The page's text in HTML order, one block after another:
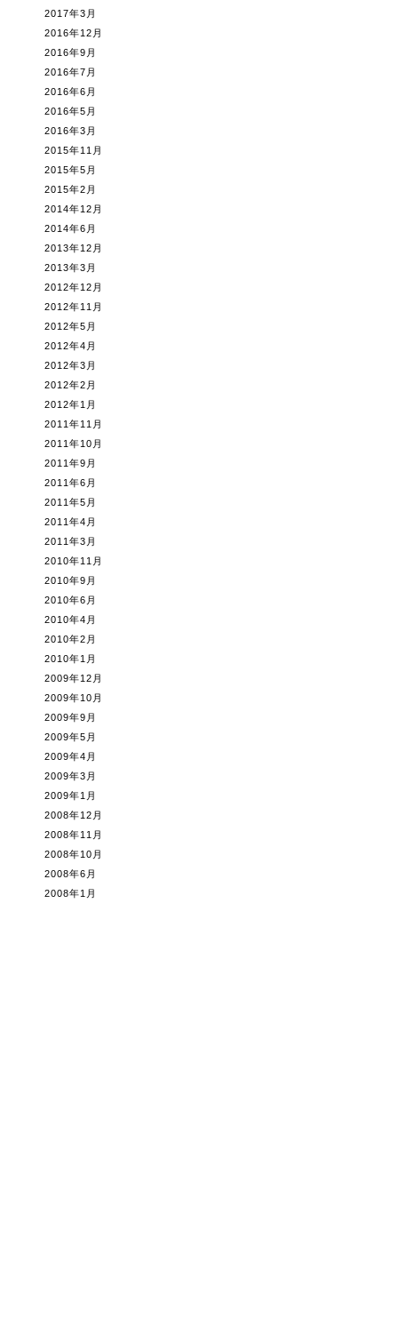
2017年3月
2016年12月
2016年9月
2016年7月
2016年6月
2016年5月
2016年3月
2015年11月
2015年5月
2015年2月
2014年12月
2014年6月
2013年12月
2013年3月
2012年12月
2012年11月
2012年5月
2012年4月
2012年3月
2012年2月
2012年1月
2011年11月
2011年10月
2011年9月
2011年6月
2011年5月
2011年4月
2011年3月
2010年11月
2010年9月
2010年6月
2010年4月
2010年2月
2010年1月
2009年12月
2009年10月
2009年9月
2009年5月
2009年4月
2009年3月
2009年1月
2008年12月
2008年11月
2008年10月
2008年6月
2008年1月